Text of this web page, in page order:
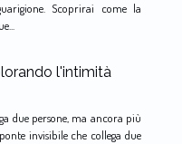
Scoprirai come la
l'intimità
due persone, ma ancora più
invisibile che collega due